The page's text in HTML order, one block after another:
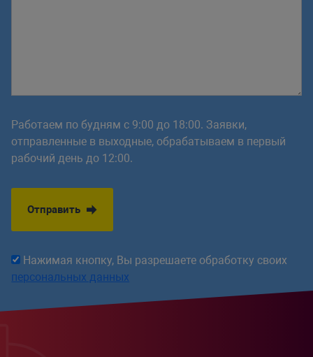
Работаем по будням с 9:00 до 18:00. Заявки,
отправленные в выходные, обрабатываем в первый
рабочий день до 12:00.
Отправить
Нажимая кнопку, Вы разрешаете обработку своих
персональных данных